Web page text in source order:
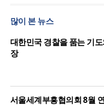
주길”
한기연 “전쟁을 부
정신건강 치료 인
27.8%, 중증 입원·
많이 본 뉴스
대한민국 경찰을 품는 기
장
서울세계부흥협의회 8월